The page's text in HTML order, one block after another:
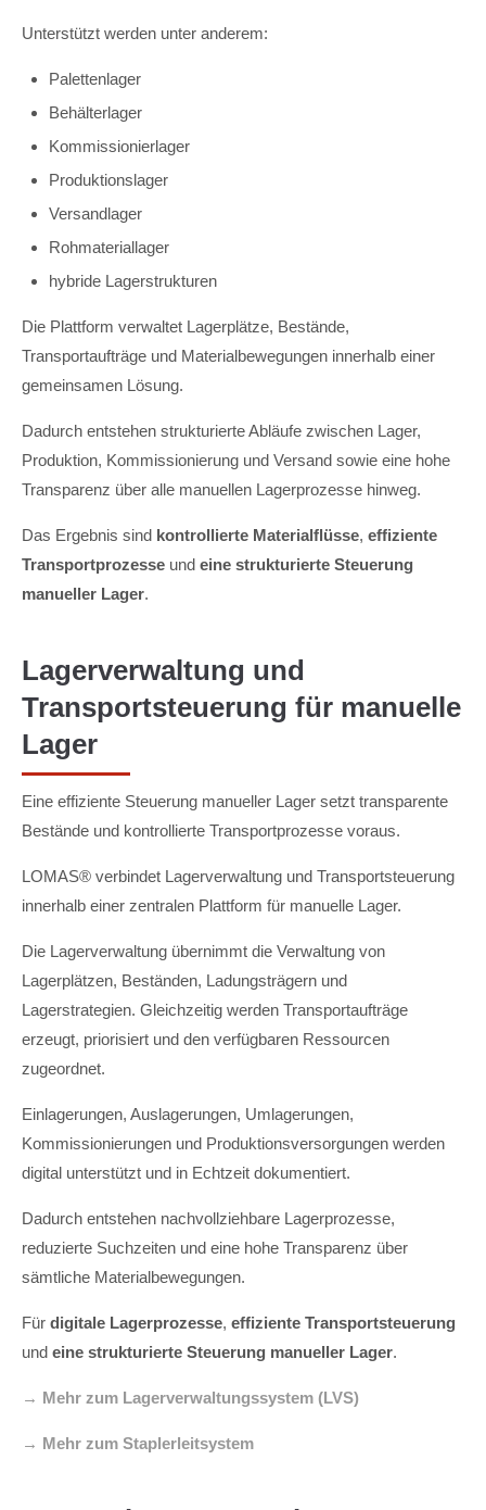
Unterstützt werden unter anderem:
Palettenlager
Behälterlager
Kommissionierlager
Produktionslager
Versandlager
Rohmateriallager
hybride Lagerstrukturen
Die Plattform verwaltet Lagerplätze, Bestände,
Transportaufträge und Materialbewegungen innerhalb einer
gemeinsamen Lösung.
Dadurch entstehen strukturierte Abläufe zwischen Lager,
Produktion, Kommissionierung und Versand sowie eine hohe
Transparenz über alle manuellen Lagerprozesse hinweg.
Das Ergebnis sind kontrollierte Materialflüsse, effiziente
Transportprozesse und eine strukturierte Steuerung
manueller Lager.
Lagerverwaltung und
Transportsteuerung für manuelle
Lager
Eine effiziente Steuerung manueller Lager setzt transparente
Bestände und kontrollierte Transportprozesse voraus.
LOMAS® verbindet Lagerverwaltung und Transportsteuerung
innerhalb einer zentralen Plattform für manuelle Lager.
Die Lagerverwaltung übernimmt die Verwaltung von
Lagerplätzen, Beständen, Ladungsträgern und
Lagerstrategien. Gleichzeitig werden Transportaufträge
erzeugt, priorisiert und den verfügbaren Ressourcen
zugeordnet.
Einlagerungen, Auslagerungen, Umlagerungen,
Kommissionierungen und Produktionsversorgungen werden
digital unterstützt und in Echtzeit dokumentiert.
Dadurch entstehen nachvollziehbare Lagerprozesse,
reduzierte Suchzeiten und eine hohe Transparenz über
sämtliche Materialbewegungen.
Für digitale Lagerprozesse, effiziente Transportsteuerung
und eine strukturierte Steuerung manueller Lager.
→ Mehr zum Lagerverwaltungssystem (LVS)
→ Mehr zum Staplerleitsystem